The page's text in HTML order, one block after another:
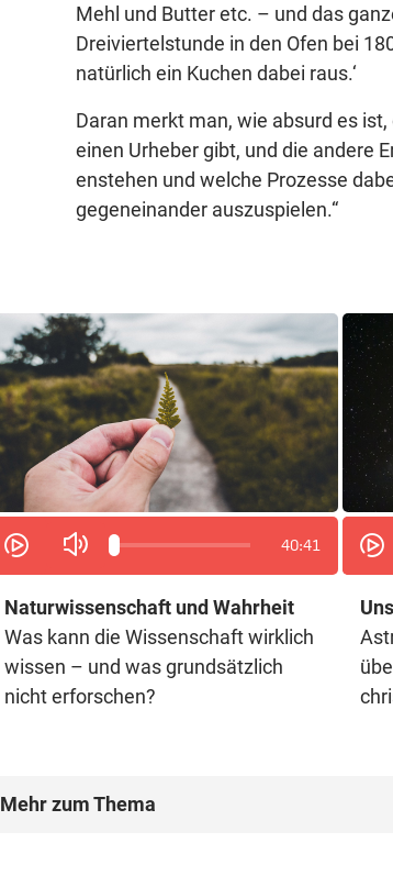
Mehl und Butter etc. – und das
Dreiviertelstunde in den Ofen bei
natürlich ein Kuchen dabei raus.‘
Daran merkt man, wie absurd es
einen Urheber gibt, und die andere
enstehen und welche Prozesse
gegeneinander auszuspielen.“
40:41
Naturwissenschaft und Wahrheit
Was kann die Wissenschaft wirklich
wissen – und was grundsätzlich
nicht erforschen?
Mehr zum Thema